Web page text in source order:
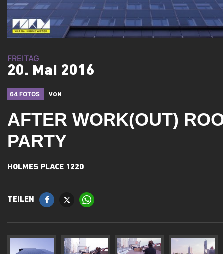
FREITAG
20. Mai 2016
64 FOTOS VON
AFTER WORK(OUT)
PARTY
HOLMES PLACE 1220
TEILEN